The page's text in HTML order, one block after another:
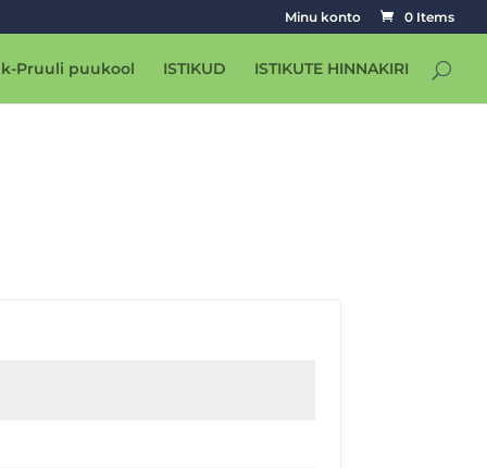
Minu konto 0 Items
Pruuli puukool ISTIKUD ISTIKUTE HINNAKIRI